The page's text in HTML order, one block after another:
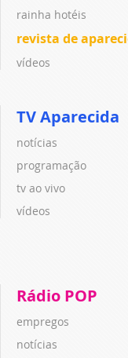
rainha hotéis
revista de
vídeos
TV Aparecida
notícias
programação
tv ao vivo
vídeos
Rádio POP
empregos
notícias